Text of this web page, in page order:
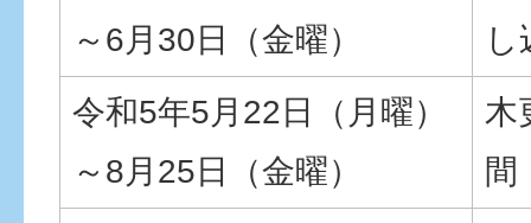
～6月30日（金曜）
令和5年5月22日（月曜）
～8月25日（金曜）
木
間